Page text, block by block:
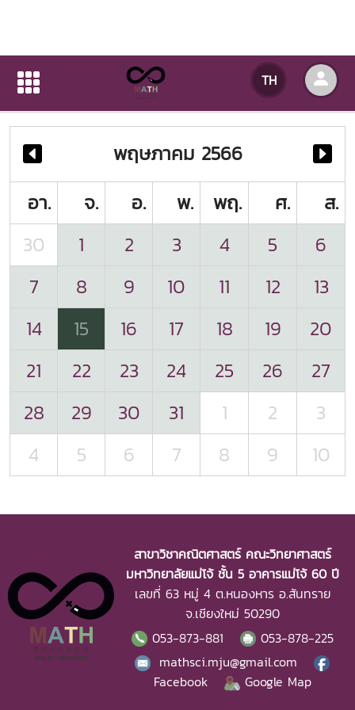
TH
ปฏิทินกิจกรรมของหน่วยงาน
ปฏิทินกิจกรรมของหน่วยงาน
พฤษภาคม 2566
อา.
จ. อ. พ. พฤ. ศ.
ส.
30
1 2 3 4 5
6
7
8 9 10 11 12
13
14
15 16 17 18 19
20
21
22 23 24 25 26
27
28
29 30 31 1 2
3
4
5 6 7 8 9 10
สาขาวิชาคณิตศาสตร์ คณะวิทยาศาสตร์
มหาวิทยาลัยแม่โจ้ ชั้น 5 อาคารแม่โจ้ 60 ปี
เลขที่ 63 หมู่ 4 ต.หนองหาร อ.สันทราย
จ.เชียงใหม่ 50290
053-873-881
053-878-225
mathsci.mju@gmail.com
Facebook
Google Map